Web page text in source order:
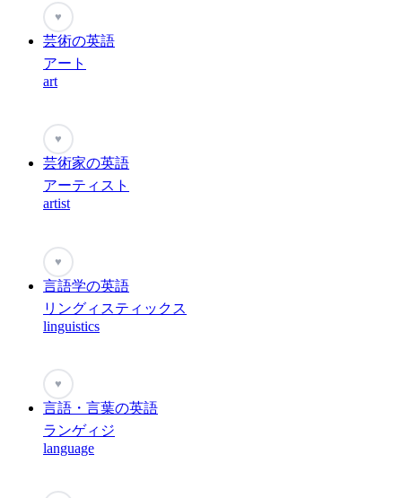
♥
芸術の英語
アート
art
♥
芸術家の英語
アーティスト
artist
♥
言語学の英語
リングィスティックス
linguistics
♥
言語・言葉の英語
ランゲィジ
language